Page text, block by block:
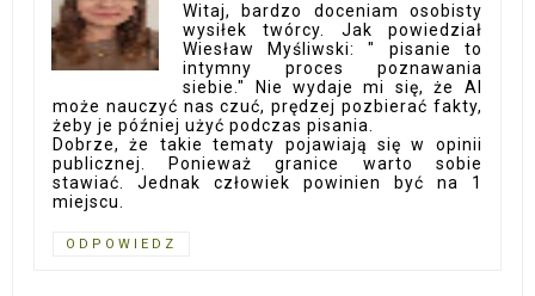
Witaj, bardzo doceniam osobisty
wysiłek twórcy. Jak powiedział
Wiesław Myśliwski: " pisanie to
intymny proces poznawania
siebie." Nie wydaje mi się, że AI
może nauczyć nas czuć, prędzej pozbierać fakty,
żeby je później użyć podczas pisania.
Dobrze, że takie tematy pojawiają się w opinii
publicznej. Ponieważ granice warto sobie
stawiać. Jednak człowiek powinien być na 1
miejscu.
ODPOWIEDZ